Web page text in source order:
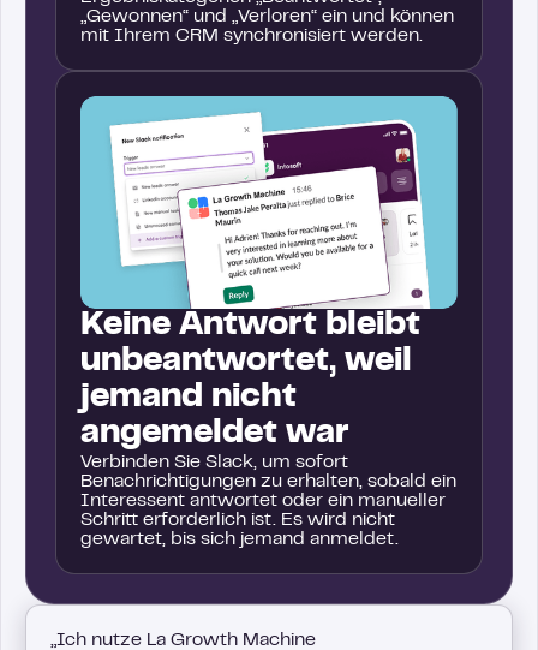
„Gewonnen“ und „Verloren“ ein und können
mit Ihrem CRM synchronisiert werden.
Keine Antwort bleibt
unbeantwortet, weil
jemand nicht
angemeldet war
Verbinden Sie Slack, um sofort
Benachrichtigungen zu erhalten, sobald ein
Interessent antwortet oder ein manueller
Schritt erforderlich ist. Es wird nicht
gewartet, bis sich jemand anmeldet.
„Ich nutze La Growth Machine